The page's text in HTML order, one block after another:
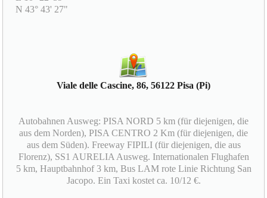
N 43° 43' 27"
Viale delle Cascine, 86, 56122 Pisa (Pi)
Autobahnen Ausweg: PISA NORD 5 km (für diejenigen, die
aus dem Norden), PISA CENTRO 2 Km (für diejenigen, die
aus dem Süden). Freeway FIPILI (für diejenigen, die aus
Florenz), SS1 AURELIA Ausweg. Internationalen Flughafen
5 km, Hauptbahnhof 3 km, Bus LAM rote Linie Richtung San
Jacopo. Ein Taxi kostet ca. 10/12 €.